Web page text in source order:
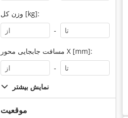
وزن کل [kg]:
-
مسافت جابجایی محور X [mm]:
-
نمایش بیشتر
موقعیت